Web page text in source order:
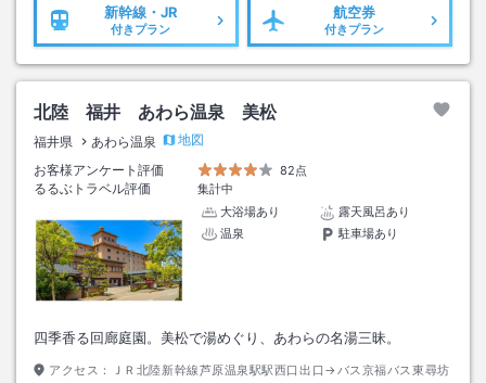
新幹線・JR
付きプラン
航空券
付きプラン
北陸 福井 あわら温泉 美松
福井県 あわら温泉
地図
お客様アンケート評価
82点
るるぶトラベル評価
集計中
大浴場あり
露天風呂あり
温泉
駐車場あり
四季香る回廊庭園。美松で湯めぐり、あわらの名湯三昧。
アクセス： ＪＲ北陸新幹線芦原温泉駅駅西口出口→バス京福バス東尋坊